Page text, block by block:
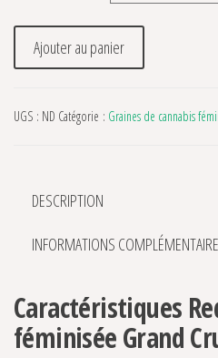
quantité de Red Prince Grand
Ajouter au panier
UGS : ND Catégorie : Graines de cannabis
DESCRIPTION
INFORMATIONS
Caractéristiques
féminisée Grand